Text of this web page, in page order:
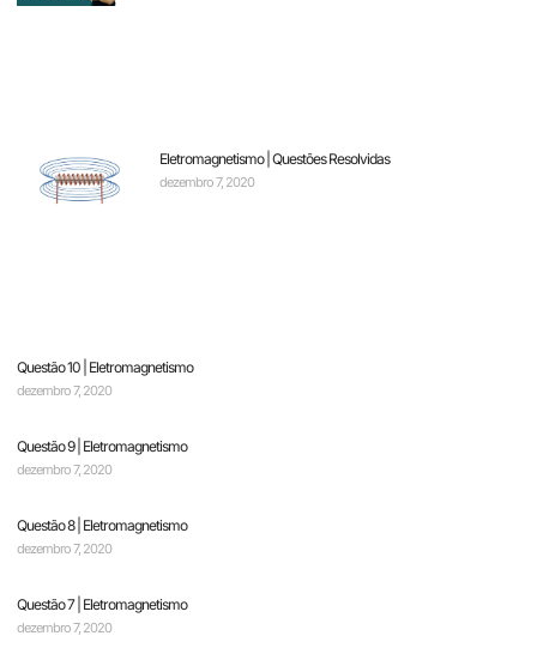
Eletromagnetismo | Questões Resolvidas
dezembro 7, 2020
Questão 10 | Eletromagnetismo
dezembro 7, 2020
Questão 9 | Eletromagnetismo
dezembro 7, 2020
Questão 8 | Eletromagnetismo
dezembro 7, 2020
Questão 7 | Eletromagnetismo
dezembro 7, 2020